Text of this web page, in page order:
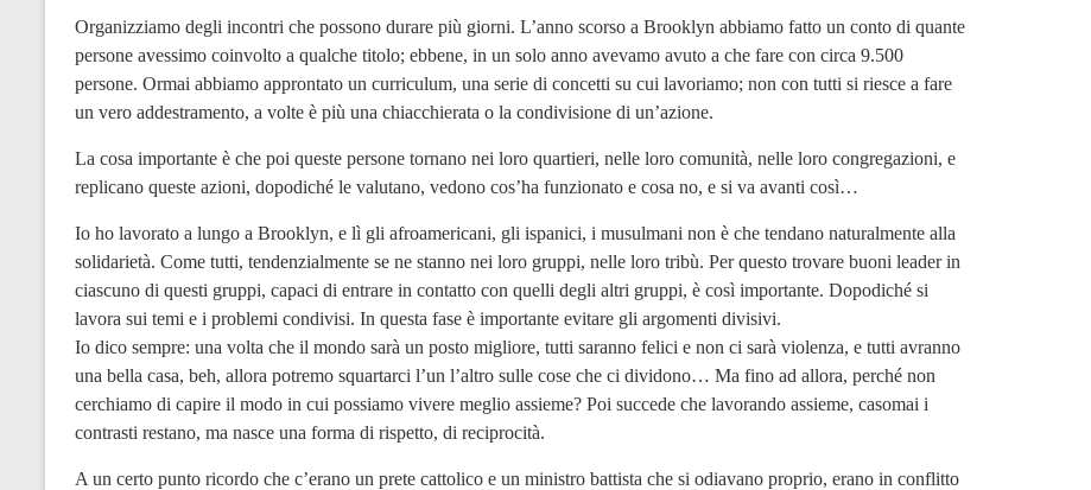
Organizziamo degli incontri che possono durare più giorni. L’anno scorso a Brooklyn abbiamo fatto un conto di quante
persone avessimo coinvolto a qualche titolo; ebbene, in un solo anno avevamo avuto a che fare con circa 9.500
persone. Ormai abbiamo approntato un curriculum, una serie di concetti su cui lavoriamo; non con tutti si riesce a fare
un vero addestramento, a volte è più una chiacchierata o la condivisione di un’azione.
La cosa importante è che poi queste persone tornano nei loro quartieri, nelle loro comunità, nelle loro congregazioni, e
replicano queste azioni, dopodiché le valutano, vedono cos’ha funzionato e cosa no, e si va avanti così…
Io ho lavorato a lungo a Brooklyn, e lì gli afroamericani, gli ispanici, i musulmani non è che tendano naturalmente alla
solidarietà. Come tutti, tendenzialmente se ne stanno nei loro gruppi, nelle loro tribù. Per questo trovare buoni leader in
ciascuno di questi gruppi, capaci di entrare in contatto con quelli degli altri gruppi, è così importante. Dopodiché si
lavora sui temi e i problemi condivisi. In questa fase è importante evitare gli argomenti divisivi.
Io dico sempre: una volta che il mondo sarà un posto migliore, tutti saranno felici e non ci sarà violenza, e tutti avranno
una bella casa, beh, allora potremo squartarci l’un l’altro sulle cose che ci dividono… Ma fino ad allora, perché non
cerchiamo di capire il modo in cui possiamo vivere meglio assieme? Poi succede che lavorando assieme, casomai i
contrasti restano, ma nasce una forma di rispetto, di reciprocità.
A un certo punto ricordo che c’erano un prete cattolico e un ministro battista che si odiavano proprio, erano in conflitto